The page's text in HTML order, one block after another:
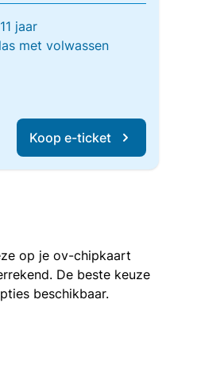
jaar
met volwassen
Koop e-ticket
op je ov-chipkaart
De beste keuze
beschikbaar.